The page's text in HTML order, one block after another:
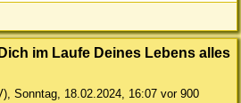
im Laufe Deines Lebens alles
, Sonntag, 18.02.2024, 16:07 vor 900